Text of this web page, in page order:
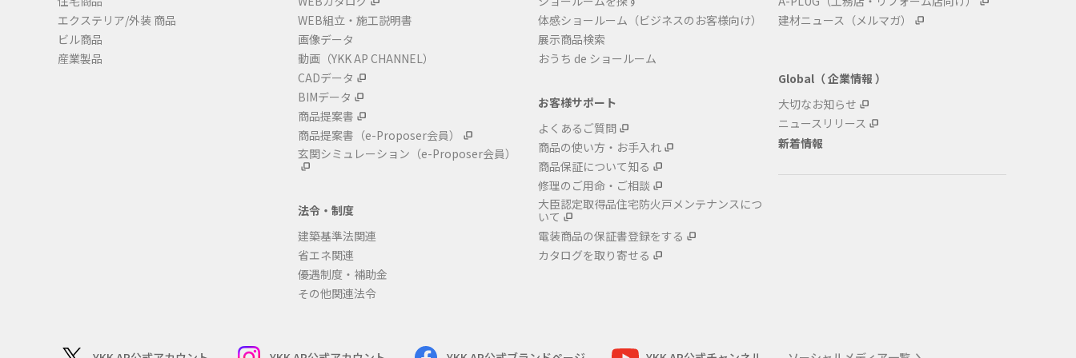
エクステリア/外装 商品
ビル商品
産業製品
WEB組立・施工説明書
画像データ
動画（YKK AP CHANNEL）
CADデータ
BIMデータ
商品提案書
商品提案書 （e-Proposer会員）
玄関シミュレーション （e-Proposer会員）
法令・制度
建築基準法関連
省エネ関連
優遇制度・補助金
その他関連法令
体感ショールーム（ビジネスのお客様向け）
展示商品検索
おうち de ショールーム
お客様サポート
よくあるご質問
商品の使い方・お手入れ
商品保証について知る
修理のご用命・ご相談
大臣認定取得品住宅防火戸メンテナンスにつ
いて
電装商品の保証書登録をする
カタログを取り寄せる
建材ニュース（メルマガ）
Global（ 企業情報 ）
大切なお知らせ
ニュースリリース
新着情報